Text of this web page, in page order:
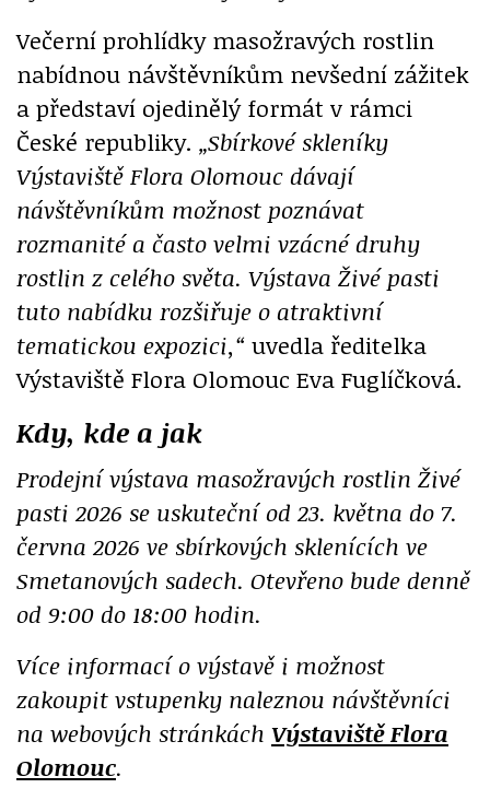
Večerní prohlídky masožravých rostlin
nabídnou návštěvníkům nevšední zážitek
a představí ojedinělý formát v rámci
České republiky. „Sbírkové skleníky
Výstaviště Flora Olomouc dávají
návštěvníkům možnost poznávat
rozmanité a často velmi vzácné druhy
rostlin z celého světa. Výstava Živé pasti
tuto nabídku rozšiřuje o atraktivní
tematickou expozici,“ uvedla ředitelka
Výstaviště Flora Olomouc Eva Fuglíčková.
Kdy, kde a jak
Prodejní výstava masožravých rostlin Živé
pasti 2026 se uskuteční od 23. května do 7.
června 2026 ve sbírkových sklenících ve
Smetanových sadech. Otevřeno bude denně
od 9:00 do 18:00 hodin.
Více informací o výstavě i možnost
zakoupit vstupenky naleznou návštěvníci
na webových stránkách Výstaviště Flora
Olomouc.